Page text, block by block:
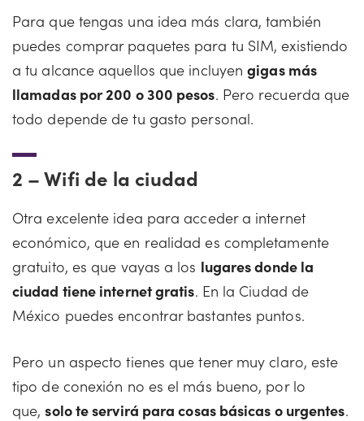
Para que tengas una idea más clara, también
puedes comprar paquetes para tu SIM, existiendo
a tu alcance aquellos que incluyengigas más
llamadas por 200 o 300 pesos. Pero recuerda que
todo depende de tu gasto personal.
2 –Wifi de la ciudad
Otra excelente idea para acceder a internet
económico, que en realidad es completamente
gratuito, es que vayas a los lugares donde la
ciudad tiene internet gratis. En la Ciudad de
México puedes encontrar bastantes puntos.
Pero un aspecto tienes que tener muy claro, este
tipo de conexión no es el más bueno, por lo
que,solo te servirá para cosas básicas o urgentes.